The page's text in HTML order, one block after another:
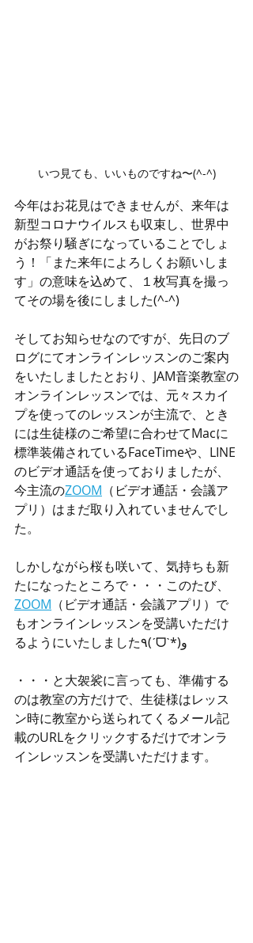
いつ見ても、いいものですね〜(^-^)
今年はお花見はできませんが、来年は
新型コロナウイルスも収束し、世界中
がお祭り騒ぎになっていることでしょ
う！「また来年によろしくお願いしま
す 」の意味を込めて、１枚写真を撮っ
てその場を後にしました(^-^)
そしてお知らせなのですが、先日のブ
ログにてオンラインレッスンのご案内
をいたしましたとおり、JAM音楽教室の
オンラインレッスンでは、元々スカイ
プを使ってのレッスンが主流で、とき
には生徒様のご希望に合わせてMacに
標準装備されているFaceTimeや、LINE
のビデオ通話を使っておりましたが、
今主流のZOOM （ビデオ通話・会議ア
プリ）はまだ取り入れていませんでし
た。
しかしながら桜も咲いて、気持ちも新
たになったところで・・・このたび、
ZOOM （ビデオ通話・会議アプリ）で
もオンラインレッスンを受講いただけ
るようにいたしました٩(ˊᗜˋ*)و
・・・と大袈裟に言っても、準備する
のは教室の方だけで、生徒様はレッス
ン時に教室から送られてくるメール記
載のURLをクリックするだけでオンラ
インレッスンを受講いただけます。